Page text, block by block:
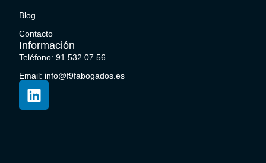
Blog
Contacto
Información
Teléfono: 91 532 07 56
Email: info@f9fabogados.es